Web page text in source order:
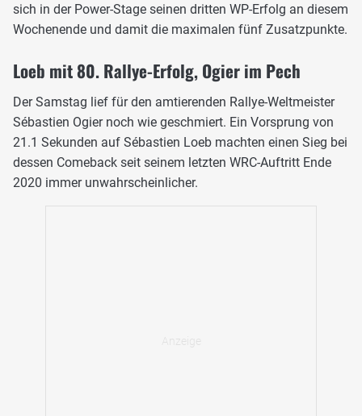
sich in der Power-Stage seinen dritten WP-Erfolg an diesem
Wochenende und damit die maximalen fünf Zusatzpunkte.
Loeb mit 80. Rallye-Erfolg, Ogier im Pech
Der Samstag lief für den amtierenden Rallye-Weltmeister
Sébastien Ogier noch wie geschmiert. Ein Vorsprung von
21.1 Sekunden auf Sébastien Loeb machten einen Sieg bei
dessen Comeback seit seinem letzten WRC-Auftritt Ende
2020 immer unwahrscheinlicher.